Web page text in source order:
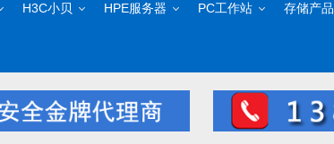
H3C小贝 HPE服务器 PC工作站 存储产品